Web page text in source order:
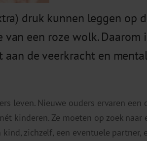
druk kunnen leggen op
een roze wolk. Daarom
de veerkracht en
leven. Nieuwe ouders ervaren een
kinderen. Ze moeten op zoek naar
zichzelf, een eventuele partner,